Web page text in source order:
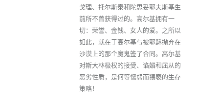
戈理、托尔斯泰和陀思妥耶夫斯基生
前所不曾获得过的。高尔基拥有一
切：荣誉、金钱、女人的爱。之所以
如此，就在于高尔基与被耶稣抛弃在
沙漠上的那个魔鬼签了合同。高尔基
对斯大林极权的接受、谄媚和屈从的
恶劣性质，是何等懦弱而猥亵的生存
策略！